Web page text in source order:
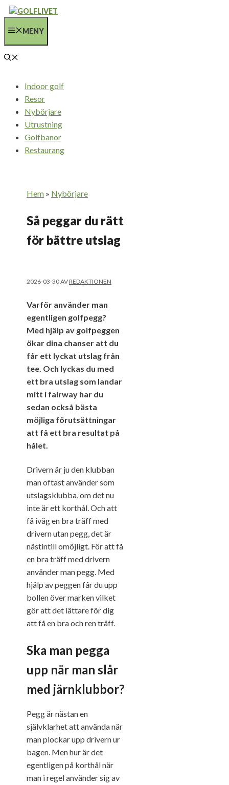
Hoppa
innehållMENY
Indoor golf
Resor
Nybörjare
Utrustning
Golfbanor
Restaurang
Hem » Nybörjare
Så peggar du rätt
för bättre utslag
2026-03-30AVREDAKTIONEN
Varför använder man
egentligen golfpegg?
Med hjälp av golfpeggen
ökar dina chanser att du
får ett lyckat utslag från
tee. Och lyckas du med
ett bra utslag som landar
mitt i fairway har du
sedan också bästa
möjliga förutsättningar
att få ett bra resultat på
hålet.
Drivern är ju den klubban
man oftast använder som
utslagsklubba, om det nu
inte är ett korthål. Och att
få iväg en bra träff med
drivern utan pegg, det är
nästintill omöjligt. För att få
en bra träff med drivern
använder man pegg. Med
hjälp av peggen får du upp
bollen över marken vilket
gör att det lättare för dig
att få en bra och ren träff.
Ska man pegga
upp när man slår
med järnklubbor?
Pegg är nästan en
självklarhet att använda när
man plockar upp drivern ur
bagen. Men hur är det
egentligen på korthål när
man i regel använder sig av